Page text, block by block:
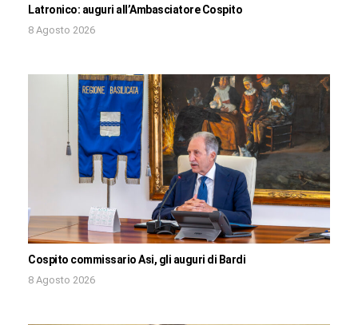
Latronico: auguri all’Ambasciatore Cospito
8 Agosto 2026
Cospito commissario Asi, gli auguri di Bardi
8 Agosto 2026